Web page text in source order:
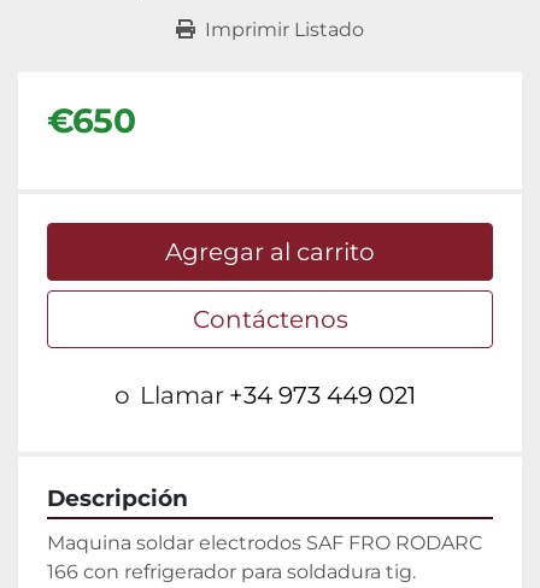
Imprimir Listado
€650
Agregar al carrito
Contáctenos
o Llamar +34 973 449 021
Descripción
Maquina soldar electrodos SAF FRO RODARC
166 con refrigerador para soldadura tig.